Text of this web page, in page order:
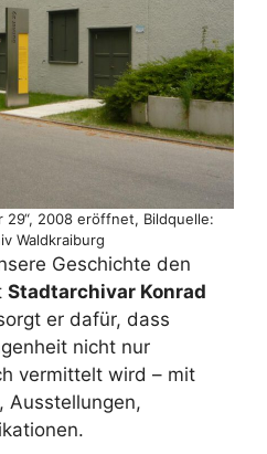
29“, 2008 eröffnet, Bildquelle:
Waldkraiburg
Geschichte den
Stadtarchivar Konrad
er dafür, dass
nicht nur
vermittelt wird – mit
Ausstellungen,